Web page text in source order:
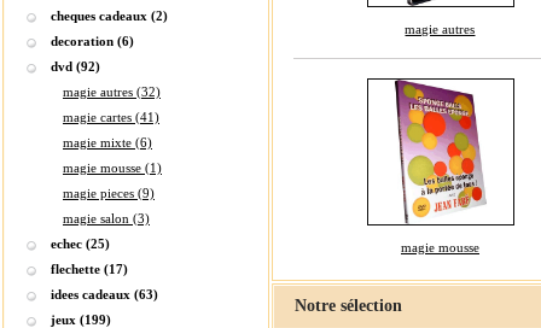
cheques cadeaux (2)
decoration (6)
dvd (92)
magie autres (32)
magie cartes (41)
magie mixte (6)
magie mousse (1)
magie pieces (9)
magie salon (3)
echec (25)
flechette (17)
idees cadeaux (63)
jeux (199)
magie autres
magie mousse
Notre sélection